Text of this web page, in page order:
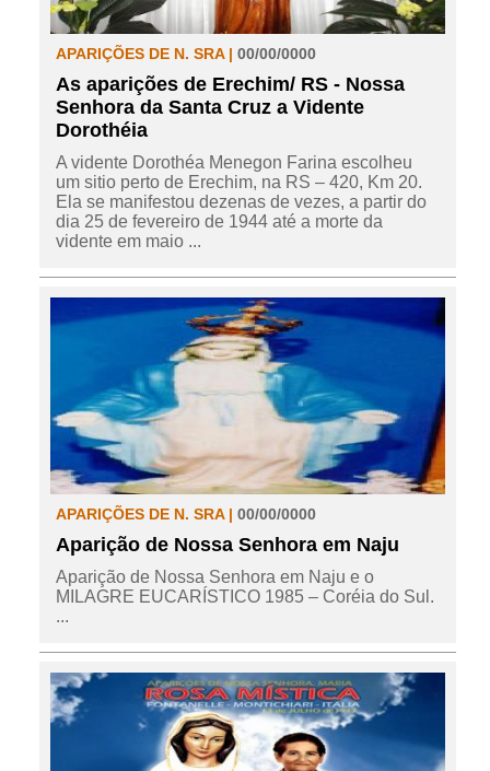
APARIÇÕES DE N. SRA | 00/00/0000
As aparições de Erechim/ RS - Nossa
Senhora da Santa Cruz a Vidente
Dorothéia
A vidente Dorothéa Menegon Farina escolheu
um sitio perto de Erechim, na RS – 420, Km 20.
Ela se manifestou dezenas de vezes, a partir do
dia 25 de fevereiro de 1944 até a morte da
vidente em maio ...
APARIÇÕES DE N. SRA | 00/00/0000
Aparição de Nossa Senhora em Naju
Aparição de Nossa Senhora em Naju e o
MILAGRE EUCARÍSTICO 1985 – Coréia do Sul.
...